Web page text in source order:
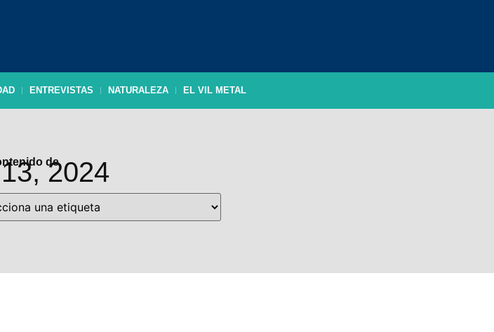
ENTREVISTAS NATURALEZA EL VIL METAL
de
2024